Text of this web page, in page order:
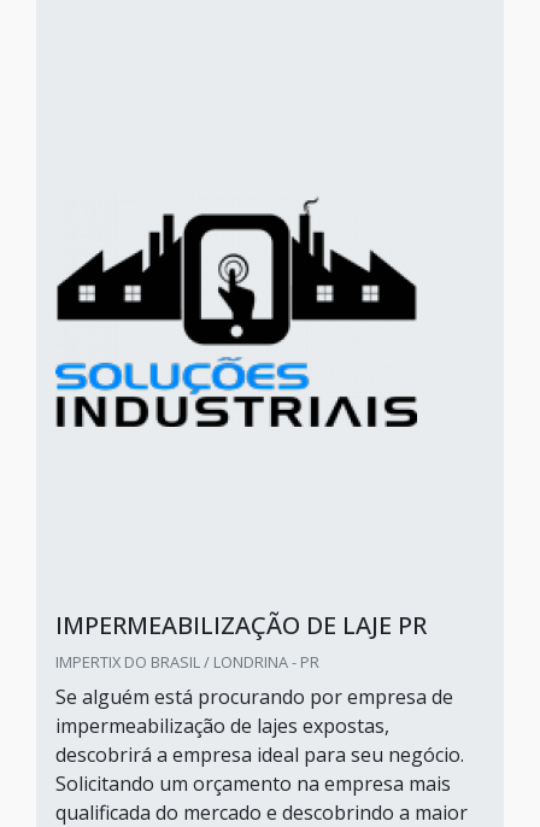
IMPERMEABILIZAÇÃO DE LAJE PR
IMPERTIX DO BRASIL / LONDRINA - PR
Se alguém está procurando por empresa de
impermeabilização de lajes expostas,
descobrirá a empresa ideal para seu negócio.
Solicitando um orçamento na empresa mais
qualificada do mercado e descobrindo a maior